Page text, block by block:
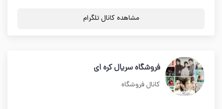
مشاهده کانال تلگرام
فروشگاه سریال کره ای
کانال فروشگاه